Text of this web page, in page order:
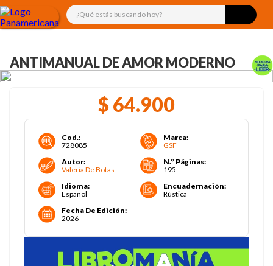
¿Qué estás buscando hoy?
ANTIMANUAL DE AMOR MODERNO
$ 64.900
Cod.:
728085
Marca:
GSF
Autor:
Valeria De Botas
N.° Páginas:
195
Idioma:
Español
Encuadernación:
Rústica
Fecha De Edición:
2026